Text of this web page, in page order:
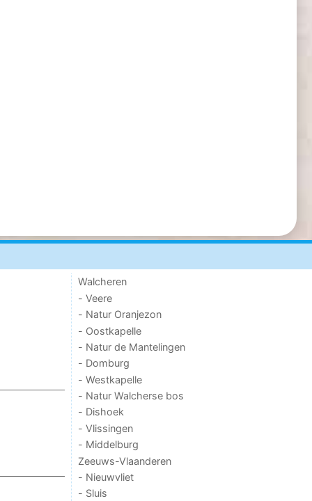
Walcheren
- Veere
- Natur Oranjezon
- Oostkapelle
- Natur de Mantelingen
- Domburg
- Westkapelle
- Natur Walcherse bos
- Dishoek
- Vlissingen
- Middelburg
Zeeuws-Vlaanderen
- Nieuwvliet
- Sluis